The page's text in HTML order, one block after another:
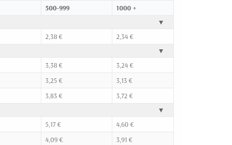
500-999
1000 +
▼
2,38 €
2,34 €
▼
3,38 €
3,24 €
3,25 €
3,13 €
3,83 €
3,72 €
▼
5,17 €
4,60 €
4,09 €
3,91 €